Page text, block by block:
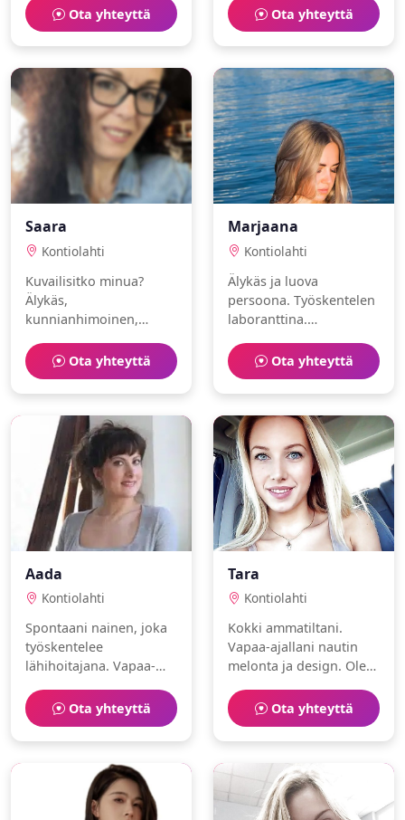
ja design. Haluaisin
löytää jonkun jakamaan
arjen ilot.
Ota yhteyttä
matkustaminen ja
bloggaaminen.
Ota yhteyttä
Saara
Kontiolahti
Kuvailisitko minua?
Älykäs,
kunnianhimoinen,
ratsastus.Ota yhteyttä
Marjaana
Kontiolahti
Älykäs ja luova
persoona. Työskentelen
laboranttina.
purjehdus ja museot.
Ota yhteyttä
Aada
Kontiolahti
Spontaani nainen, joka
työskentelee
lähihoitajana. Vapaa-
käsityöt parissa.
Ota yhteyttä
Tara
Kontiolahti
Kokki ammatiltani.
Vapaa-ajallani nautin
melonta ja design. Olen
seikkailunhaluinen.
Etsin aitoa ja rehellistä
kumppania.
Ota yhteyttä